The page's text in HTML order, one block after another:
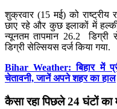
शुक्रवार (15 मई) को
छाए रहे और कुछ इलाकों में
न्यूनतम तापमान 26.2
डिग्री सेल्सियस दर्ज किया गया.
Bihar Weather: बिहार में
चेतावनी, जानें अपने शहर का हाल
कैसा रहा पिछले 24 घंटों का